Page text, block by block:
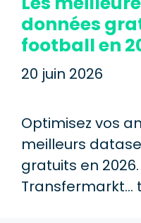
données
football en
20 juin 2026
Optimisez vos
meilleurs
gratuits en 2026.
Transfermarkt…